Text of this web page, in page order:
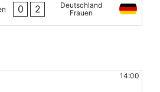
0 2
Deutschland
Frauen
14:00